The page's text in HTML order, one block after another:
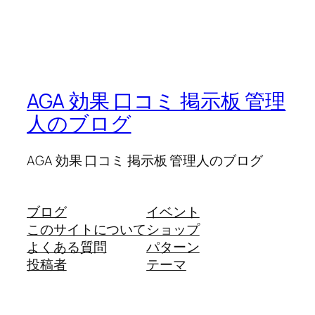
AGA 効果 口コミ 掲示板 管理
人のブログ
AGA 効果 口コミ 掲示板 管理人のブログ
ブログ
このサイトについて
よくある質問
投稿者
イベント
ショップ
パターン
テーマ